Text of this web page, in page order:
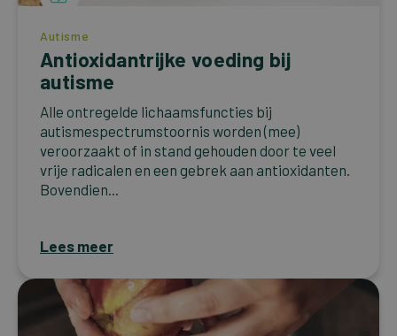
Autisme
Antioxidantrijke voeding bij
autisme
Alle ontregelde lichaamsfuncties bij
autismespectrumstoornis worden (mee)
veroorzaakt of in stand gehouden door te veel
vrije radicalen en een gebrek aan antioxidanten.
Bovendien...
Lees meer